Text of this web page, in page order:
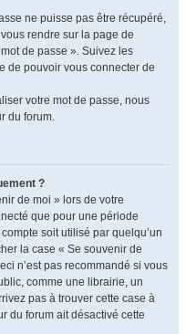
ne puisse pas être récupéré,
rendre sur la page de
de passe ». Suivez les
de pouvoir vous connecter de
votre mot de passe, nous
du forum.
?
de moi » lors de votre
que pour une période
soit utilisé par quelqu’un
la case « Se souvenir de
n’est pas recommandé si vous
comme une librairie, un
pas à trouver cette case à
du forum ait désactivé cette